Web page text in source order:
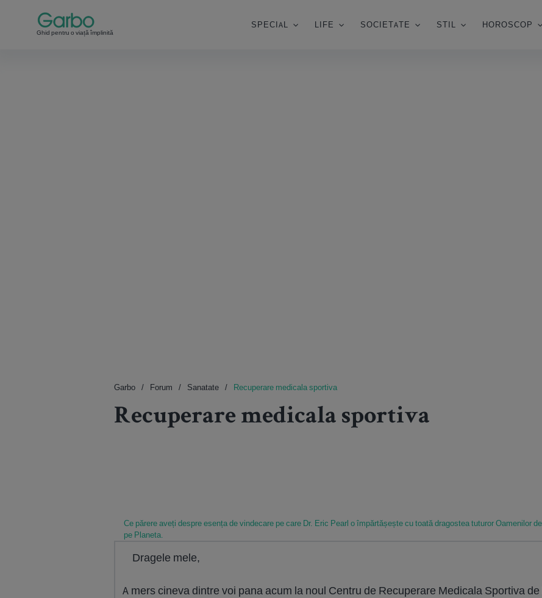
Ghid pentru o viață împlinită
SPECIAL LIFE SOCIETATE STIL HOROSCOP
Garbo Forum Sanatate Recuperare medicala sportiva
Recuperare medicala sportiva
Ce părere aveți despre esența de vindecare pe care Dr. Eric Pearl o împărtășește cu toată dragostea tuturor Oamenilor de
pe Planeta.
Dragele mele,
A mers cineva dintre voi pana acum la noul Centru de Recuperare Medicala Sportiva